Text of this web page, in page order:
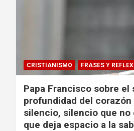
CRISTIANISMO FRASES Y
Papa Francisco sobre el
profundidad del
silencio, silencio que
que deja espacio a la